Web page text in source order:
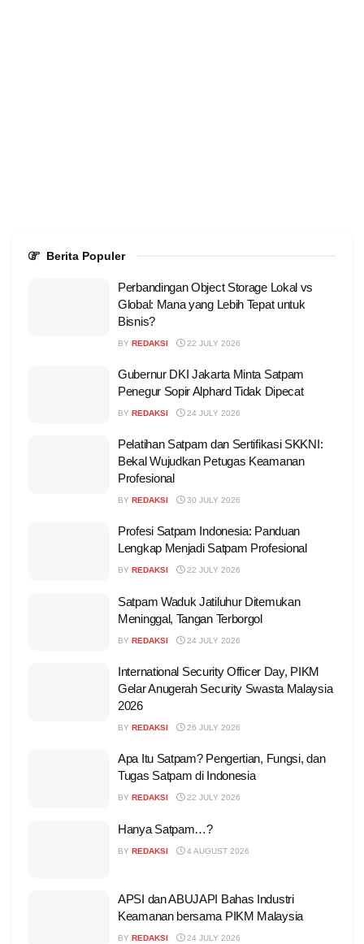
Berita Populer
Perbandingan Object Storage Lokal vs
Global: Mana yang Lebih Tepat untuk
Bisnis?
BY REDAKSI 22 JULY 2026
Gubernur DKI Jakarta Minta Satpam
Penegur Sopir Alphard Tidak Dipecat
BY REDAKSI 24 JULY 2026
Pelatihan Satpam dan Sertifikasi SKKNI:
Bekal Wujudkan Petugas Keamanan
Profesional
BY REDAKSI 30 JULY 2026
Profesi Satpam Indonesia: Panduan
Lengkap Menjadi Satpam Profesional
BY REDAKSI 22 JULY 2026
Satpam Waduk Jatiluhur Ditemukan
Meninggal, Tangan Terborgol
BY REDAKSI 24 JULY 2026
International Security Officer Day, PIKM
Gelar Anugerah Security Swasta Malaysia
2026
BY REDAKSI 26 JULY 2026
Apa Itu Satpam? Pengertian, Fungsi, dan
Tugas Satpam di Indonesia
BY REDAKSI 22 JULY 2026
Hanya Satpam…?
BY REDAKSI 4 AUGUST 2026
APSI dan ABUJAPI Bahas Industri
Keamanan bersama PIKM Malaysia
BY REDAKSI 24 JULY 2026